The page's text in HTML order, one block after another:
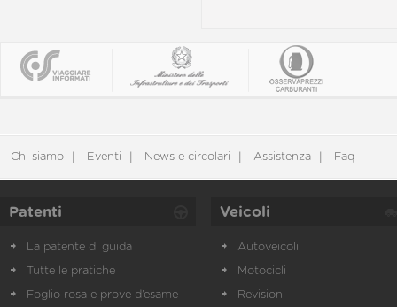
Chi siamo Eventi News e circolari Assistenza Faq
Patenti
La patente di guida
Tutte le pratiche
Foglio rosa e prove d’esame
Veicoli
Autoveicoli
Motocicli
Revisioni